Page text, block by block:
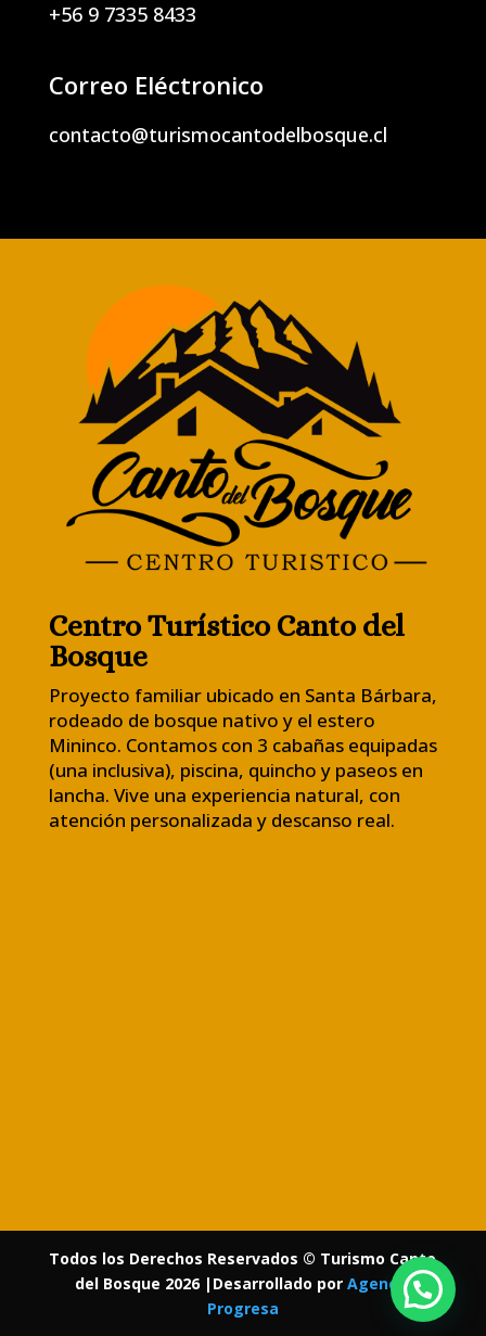
+56 9 7335 8433
Correo Eléctronico
contacto@turismocantodelbosque.cl
Centro Turístico Canto del
Bosque
Proyecto familiar ubicado en Santa Bárbara,
rodeado de bosque nativo y el estero
Mininco. Contamos con 3 cabañas equipadas
(una inclusiva), piscina, quincho y paseos en
lancha. Vive una experiencia natural, con
atención personalizada y descanso real.
Todos los Derechos Reservados © Turismo Canto
del Bosque 2026 |Desarrollado por Agencia
Progresa